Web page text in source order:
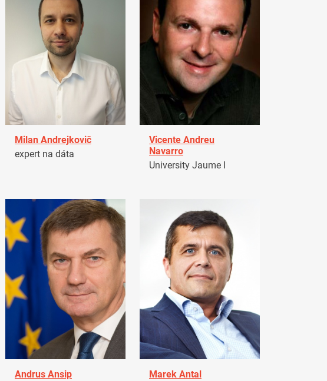
Milan Andrejkovič
expert na dáta
Vicente Andreu
Navarro
University Jaume I
Andrus Ansip
Marek Antal